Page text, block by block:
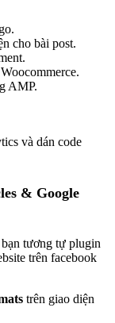
cho bài post.
AMP.
và dán code
& Google
tương tự plugin
trên facebook
trên giao diện